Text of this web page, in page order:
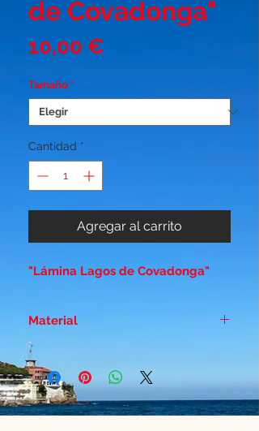
de Covadonga"
10,00 €
Tamaño *
Cantidad *
Agregar al carrito
"Lámina Lagos de Covadonga"
Material
Papel duro estucado - Brillo 300
gr